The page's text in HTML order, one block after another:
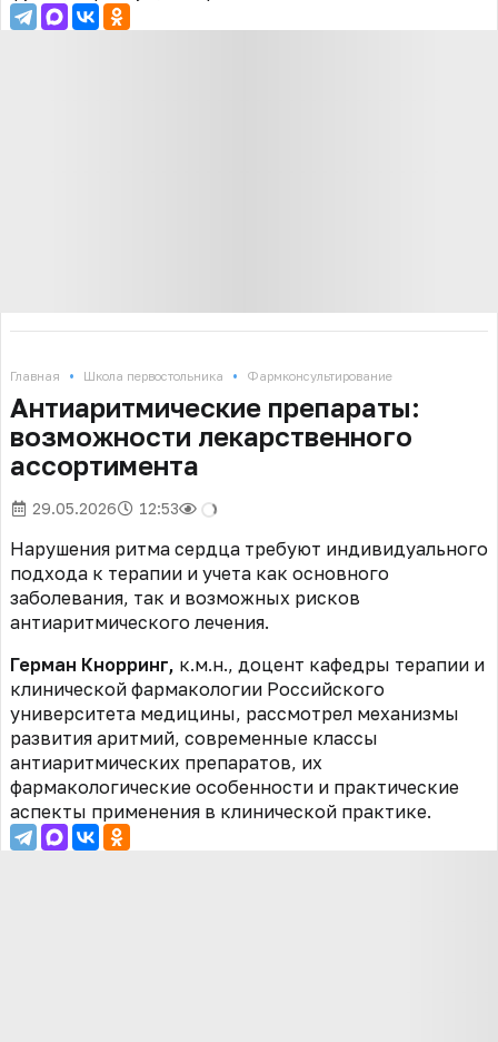
Главная • Школа первостольника • Фармконсультирование
Антиаритмические препараты:
возможности лекарственного
ассортимента
29.05.2026 12:53
Нарушения ритма сердца требуют индивидуального
подхода к терапии и учета как основного
заболевания, так и возможных рисков
антиаритмического лечения.
Герман Кнорринг, к.м.н., доцент кафедры терапии и
клинической фармакологии Российского
университета медицины, рассмотрел механизмы
развития аритмий, современные классы
антиаритмических препаратов, их
фармакологические особенности и практические
аспекты применения в клинической практике.